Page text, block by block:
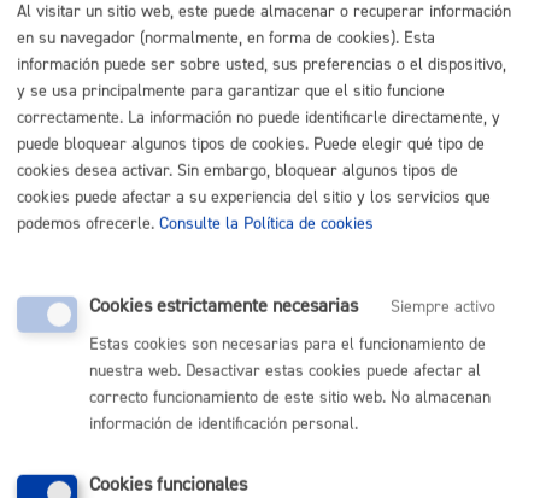
Bienestar Social
Cultura Y Deportes
Hacienda Local
Juventud, Educación, Cooperación Y Derechos
Humanos
Mantenimiento Y Servicios
Medio Ambiente
Participación Ciudadana
Urbanismo
Planeamiento Urbanístico
Órganos De Participación
De Patrimonio Local De San
Al visitar un sitio web, este puede almacenar o recuperar información
en su navegador (normalmente, en forma de cookies). Esta
información puede ser sobre usted, sus preferencias o el dispositivo,
y se usa principalmente para garantizar que el sitio funcione
correctamente. La información no puede identificarle directamente, y
puede bloquear algunos tipos de cookies. Puede elegir qué tipo de
cookies desea activar. Sin embargo, bloquear algunos tipos de
cookies puede afectar a su experiencia del sitio y los servicios que
podemos ofrecerle. Consulte la Política de cookies
Cookies estrictamente necesarias
Siempre activo
Estas cookies son necesarias para el funcionamiento de
nuestra web. Desactivar estas cookies puede afectar al
correcto funcionamiento de este sitio web. No almacenan
información de identificación personal.
Cookies funcionales